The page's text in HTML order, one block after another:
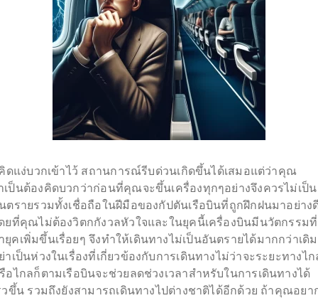
ดแง่บวกเข้าไว้ สถานการณ์รีบด่วนเกิดขึ้นได้เสมอแต่ว่าคุณ
เป็นต้องคิดบวกว่าก่อนที่คุณจะขึ้นเครื่องทุกๆอย่างจึงควรไม่เป็น
ตรายรวมทั้งเชื่อถือในฝีมือของกัปตันเรือบินที่ถูกฝึกฝนมาอย่าง
ยที่คุณไม่ต้องวิตกกังวลหัวใจและในยุคนี้เครื่องบินมีนวัตกรรมที่
ยุคเพิ่มขึ้นเรื่อยๆ จึงทำให้เดินทางไม่เป็นอันตรายได้มากกว่าเดิม
าเป็นห่วงในเรื่องที่เกี่ยวข้องกับการเดินทางไม่ว่าจะระยะทางไก
อไกลก็ตามเรือบินจะช่วยลดช่วงเวลาสำหรับในการเดินทางได้
วขึ้น รวมถึงยังสามารถเดินทางไปต่างชาติได้อีกด้วย ถ้าคุณอยา